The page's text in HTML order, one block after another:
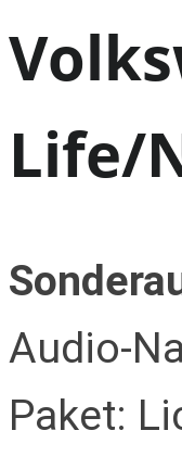
Life/
Audio-
Paket: